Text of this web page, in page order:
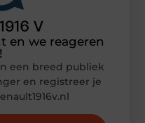
en we reageren
een breed publiek
en registreer je